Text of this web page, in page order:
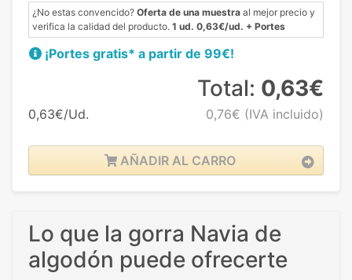
¿No estas convencido? Oferta de una muestra al mejor precio y
verifica la calidad del producto. 1 ud. 0,63€/ud. + Portes
¡Portes gratis* a partir de 99€!
0,63€/Ud.
Total: 0,63€
0,76€ (IVA incluido)
AÑADIR AL CARRO
Lo que la gorra Navia de
algodón puede ofrecerte